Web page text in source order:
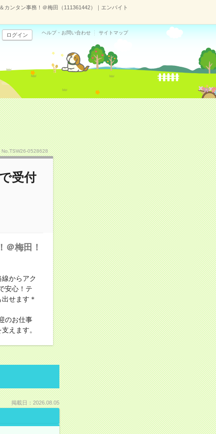
ンタン事務！＠梅田（111361442）｜エンバイト
ログイン ヘルプ・お問い合わせ サイトマップ
No.TSW26-0528628
受付
＠梅田！
からアク
安心！テ
せます＊
のお仕事
えます。
掲載日：2026.08.05